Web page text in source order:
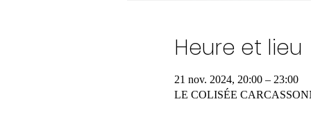
Heure et lieu
21 nov. 2024, 20:00 – 23:00
LE COLISÉE